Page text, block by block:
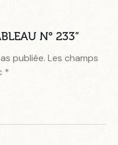
N° 233”
publiée. Les champs
*